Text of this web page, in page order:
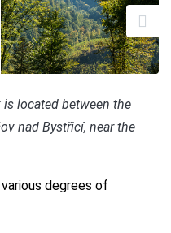
located between the
nad Bystřicí, near the
degrees of